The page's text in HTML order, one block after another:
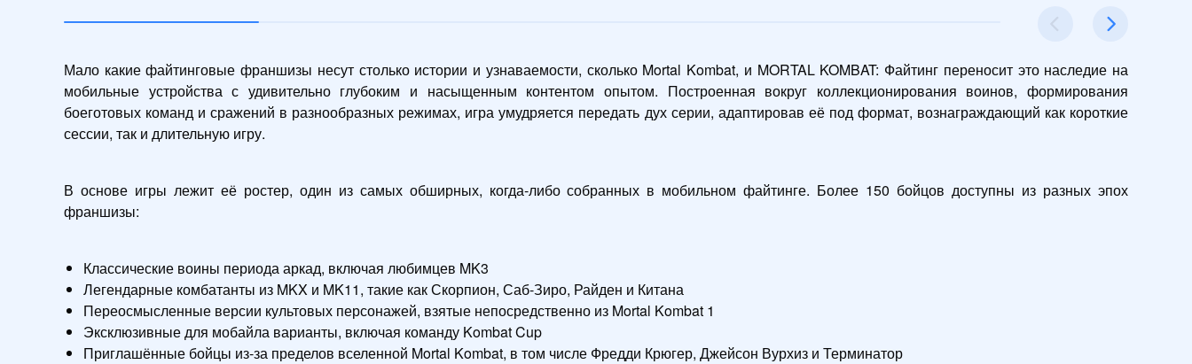
Мало какие файтинговые франшизы несут столько истории и узнаваемости, сколько Mortal Kombat, и MORTAL KOMBAT: Файтинг переносит это наследие на
мобильные устройства с удивительно глубоким и насыщенным контентом опытом. Построенная вокруг коллекционирования воинов, формирования
боеготовых команд и сражений в разнообразных режимах, игра умудряется передать дух серии, адаптировав её под формат, вознаграждающий как короткие
сессии, так и длительную игру.
В основе игры лежит её ростер, один из самых обширных, когда-либо собранных в мобильном файтинге. Более 150 бойцов доступны из разных эпох
франшизы:
Классические воины периода аркад, включая любимцев MK3
Легендарные комбатанты из MKX и MK11, такие как Скорпион, Саб-Зиро, Райден и Китана
Переосмысленные версии культовых персонажей, взятые непосредственно из Mortal Kombat 1
Эксклюзивные для мобайла варианты, включая команду Kombat Cup
Приглашённые бойцы из-за пределов вселенной Mortal Kombat, в том числе Фредди Крюгер, Джейсон Вурхиз и Терминатор